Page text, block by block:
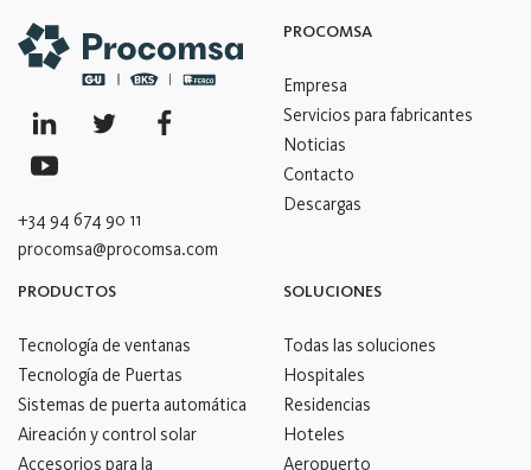
+34 94 674 90 11
procomsa@procomsa.com
PROCOMSA
Empresa
Servicios para fabricantes
Noticias
Contacto
Descargas
PRODUCTOS
Tecnología de ventanas
Tecnología de Puertas
Sistemas de puerta automática
Aireación y control solar
Accesorios para la
SOLUCIONES
Todas las soluciones
Hospitales
Residencias
Hoteles
Aeropuerto